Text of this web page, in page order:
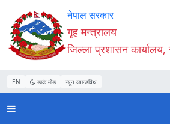
Accessibility
Mode
सुरु
गर्नुहोस्
सामाग्री
पढ्नुहाेस्
नेभिगेसन
पढ्नुहाेस्
वेबसाइट
खोजमा
जानुहोस्
नेपाल सरकार
गृह मन्त्रालय
जिल्ला प्रशासन
EN डार्क मोड न्यून व्यान्डविथ